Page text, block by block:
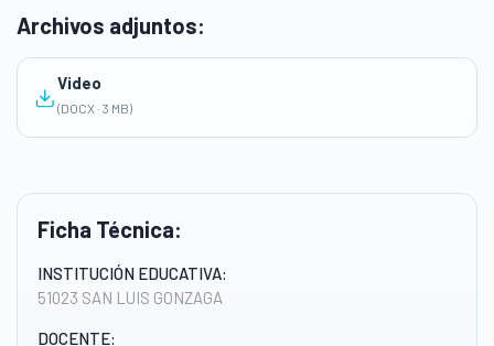
Ficha Técnica:
INSTITUCIÓN EDUCATIVA:
51023 SAN LUIS GONZAGA
DOCENTE:
Archivos adjuntos:
Video
(DOCX · 3 MB)